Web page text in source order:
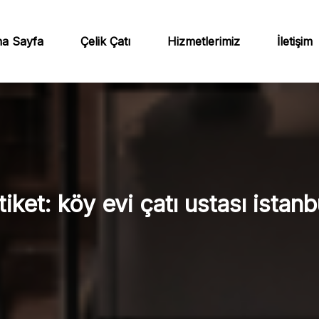
Sayfa Çelik Çatı Hizmetlerimiz İletişim
köy evi çatı ustası